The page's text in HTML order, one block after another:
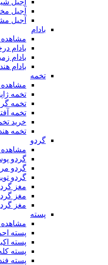
آجیل
آجیل
آجیل
بادام
مشاهده
بادام
بادام
بادام
تخمه
مشاهده
تخمه
تخمه
تخمه
خرید
تخمه
گردو
مشاهده
گردو
گردو
گردو
مغز
مغز
مغز
پسته
مشاهده
پسته
پسته
پسته
پسته